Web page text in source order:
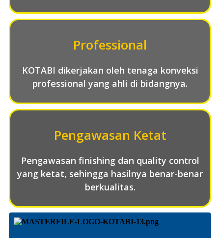
Professional
KOTABI dikerjakan oleh tenaga konveksi
professional yang ahli di bidangnya.
Pengawasan Ketat
Pengawasan finishing dan quality control
yang ketat, sehingga hasilnya benar-benar
berkualitas.